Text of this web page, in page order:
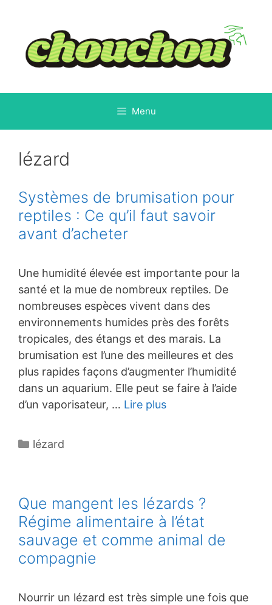
contenu
Menu
lézard
Systèmes de brumisation pour
reptiles : Ce qu’il faut savoir
avant d’acheter
Une humidité élevée est importante pour la
santé et la mue de nombreux reptiles. De
nombreuses espèces vivent dans des
environnements humides près des forêts
tropicales, des étangs et des marais. La
brumisation est l’une des meilleures et des
plus rapides façons d’augmenter l’humidité
dans un aquarium. Elle peut se faire à l’aide
d’un vaporisateur, … Lire plus
Catégories
lézard
Que mangent les lézards ?
Régime alimentaire à l’état
sauvage et comme animal de
compagnie
Nourrir un lézard est très simple une fois que